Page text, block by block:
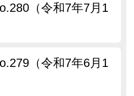
（令和7年7月1
（令和7年6月1